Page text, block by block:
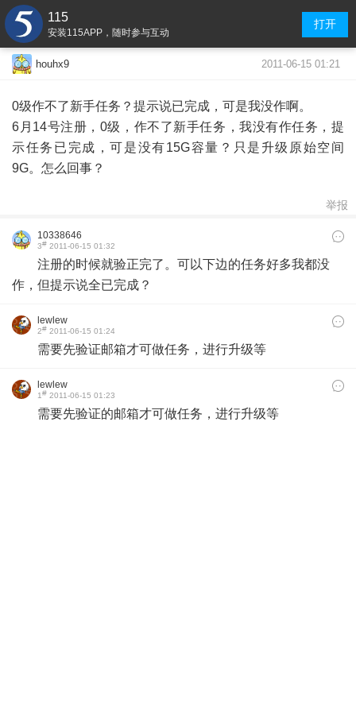
115
安装115APP，随时参与互动
打开
houhx9 2011-06-15 01:21
0级作不了新手任务？提示说已完成，可是我没作啊。
6月14号注册，0级，作不了新手任务，我没有作任务，提
示任务已完成，可是没有15G容量？只是升级原始空间
9G。怎么回事？
举报
10338646
3# 2011-06-15 01:32
注册的时候就验正完了。可以下边的任务好多我都没
作，但提示说全已完成？
lewlew
2# 2011-06-15 01:24
需要先验证邮箱才可做任务，进行升级等
lewlew
1# 2011-06-15 01:23
需要先验证的邮箱才可做任务，进行升级等